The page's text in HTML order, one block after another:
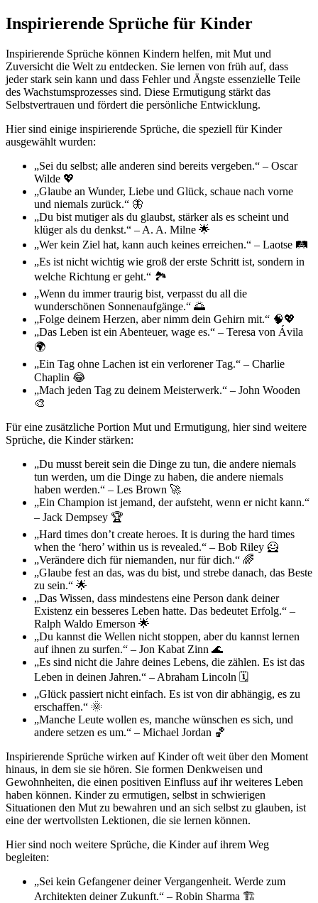
Inspirierende Sprüche für Kinder
Inspirierende Sprüche können Kindern helfen, mit Mut und
Zuversicht die Welt zu entdecken. Sie lernen von früh auf, dass
jeder stark sein kann und dass Fehler und Ängste essenzielle Teile
des Wachstumsprozesses sind. Diese Ermutigung stärkt das
Selbstvertrauen und fördert die persönliche Entwicklung.
Hier sind einige inspirierende Sprüche, die speziell für Kinder
ausgewählt wurden:
„Sei du selbst; alle anderen sind bereits vergeben.“ – Oscar
Wilde 💖
„Glaube an Wunder, Liebe und Glück, schaue nach vorne
und niemals zurück.“ 🦋
„Du bist mutiger als du glaubst, stärker als es scheint und
klüger als du denkst.“ – A. A. Milne 🌟
„Wer kein Ziel hat, kann auch keines erreichen.“ – Laotse 🛤️
„Es ist nicht wichtig wie groß der erste Schritt ist, sondern in
welche Richtung er geht.“ 🏞️
„Wenn du immer traurig bist, verpasst du all die
wunderschönen Sonnenaufgänge.“ 🌅
„Folge deinem Herzen, aber nimm dein Gehirn mit.“ 🧠💖
„Das Leben ist ein Abenteuer, wage es.“ – Teresa von Ávila
🌍
„Ein Tag ohne Lachen ist ein verlorener Tag.“ – Charlie
Chaplin 😂
„Mach jeden Tag zu deinem Meisterwerk.“ – John Wooden
🎨
Für eine zusätzliche Portion Mut und Ermutigung, hier sind weitere
Sprüche, die Kinder stärken:
„Du musst bereit sein die Dinge zu tun, die andere niemals
tun werden, um die Dinge zu haben, die andere niemals
haben werden.“ – Les Brown 🚀
„Ein Champion ist jemand, der aufsteht, wenn er nicht kann.“
– Jack Dempsey 🏆
„Hard times don’t create heroes. It is during the hard times
when the ‘hero’ within us is revealed.“ – Bob Riley 🦸
„Verändere dich für niemanden, nur für dich.“ 🌈
„Glaube fest an das, was du bist, und strebe danach, das Beste
zu sein.“ 🌟
„Das Wissen, dass mindestens eine Person dank deiner
Existenz ein besseres Leben hatte. Das bedeutet Erfolg.“ –
Ralph Waldo Emerson 🌟
„Du kannst die Wellen nicht stoppen, aber du kannst lernen
auf ihnen zu surfen.“ – Jon Kabat Zinn 🌊
„Es sind nicht die Jahre deines Lebens, die zählen. Es ist das
Leben in deinen Jahren.“ – Abraham Lincoln 🗓️
„Glück passiert nicht einfach. Es ist von dir abhängig, es zu
erschaffen.“ 🌞
„Manche Leute wollen es, manche wünschen es sich, und
andere setzen es um.“ – Michael Jordan 🏀
Inspirierende Sprüche wirken auf Kinder oft weit über den Moment
hinaus, in dem sie sie hören. Sie formen Denkweisen und
Gewohnheiten, die einen positiven Einfluss auf ihr weiteres Leben
haben können. Kinder zu ermutigen, selbst in schwierigen
Situationen den Mut zu bewahren und an sich selbst zu glauben, ist
eine der wertvollsten Lektionen, die sie lernen können.
Hier sind noch weitere Sprüche, die Kinder auf ihrem Weg
begleiten:
„Sei kein Gefangener deiner Vergangenheit. Werde zum
Architekten deiner Zukunft.“ – Robin Sharma 🏗️